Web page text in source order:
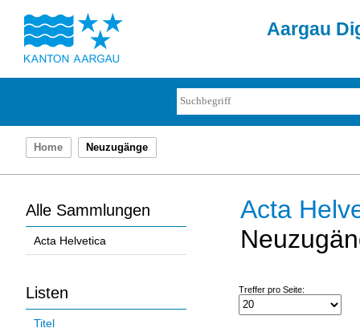
Aargau
Home Neuzugänge
Alle Sammlungen
Acta Helvetica
Listen
Titel
Acta
Treffer pro Seite: